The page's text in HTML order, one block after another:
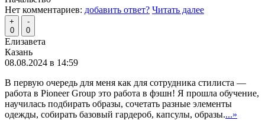
Нет комментариев: добавить ответ? Читать далее
+
0
-
0
Елизавета
Казань
08.08.2024 в 14:59
В первую очередь для меня как для сотрудника стилиста —
работа в Pioneer Group это работа в фэшн! Я прошла обучение,
научилась подбирать образы, сочетать разные элементы
одежды, собирать базовый гардероб, капсулы, образы....»